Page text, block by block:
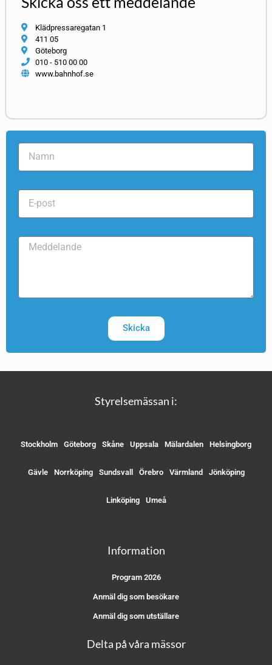
Klädpressaregatan 1
411 05
Göteborg
010 - 510 00 00
www.bahnhof.se
Skicka
Styrelsemässan i:
Stockholm Göteborg Skåne Uppsala Mälardalen Helsingborg
Gävle Norrköping Sundsvall Örebro Värmland Jönköping
Linköping Umeå
Information
Program 2026
Anmäl dig som besökare
Anmäl dig som utställare
Delta på våra mässor